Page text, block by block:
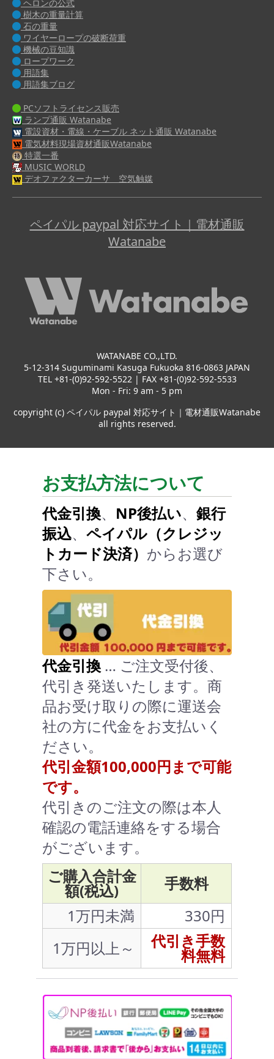
ヘロンの公式
樹木の重量計算
石の重量
ワイヤーロープの破断荷重
機械の豆知識
ロープワーク
用語集
用語集ブログ
PCソフトライセンス販売
ランプ通販 Watanabe
電設資材・電線・ケーブル ネット通販 Watanabe
電気材料現場資材通販Watanabe
特選一番
MUSIC WORLD
デオファクターカーサ 空気触媒
ペイパル paypal 対応サイト｜電材通販
Watanabe
WATANABE CO.,LTD.
5-12-314 Suguminami Kasuga Fukuoka 816-0863 JAPAN
TEL +81-(0)92-592-5522 | FAX +81-(0)92-592-5533
Mon - Fri: 9 am - 5 pm
copyright (c) ペイパル paypal 対応サイト｜電材通販Watanabe
all rights reserved.
お支払方法について
代金引換、 NP後払い、 銀行
振込、 ペイパル（クレジッ
トカード決済） からお選び
下さい。
代金引換 … ご注文受付後、
代引き発送いたします。商
品お受け取りの際に運送会
社の方に代金をお支払いく
ださい。
代引金額100,000円まで可能
です。
代引きのご注文の際は本人
確認の電話連絡をする場合
がございます。
ご購入合計金
額(税込)
手数料
1万円未満
330円
1万円以上～
代引き手数
料無料